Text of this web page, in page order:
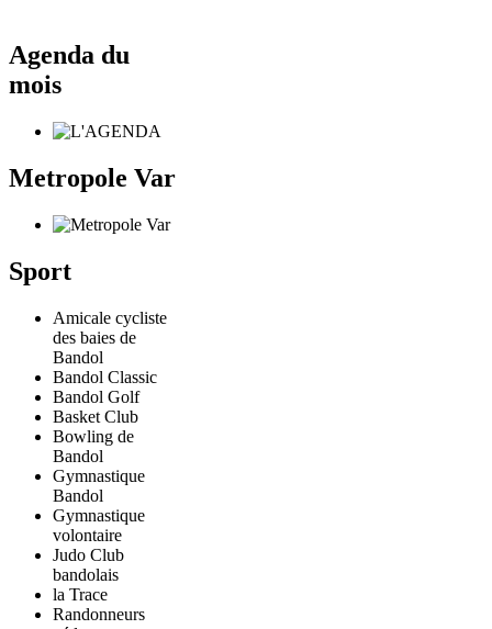
Agenda du
mois
Metropole Var
Sport
Amicale cycliste
des baies de
Bandol
Bandol Classic
Bandol Golf
Basket Club
Bowling de
Bandol
Gymnastique
Bandol
Gymnastique
volontaire
Judo Club
bandolais
la Trace
Randonneurs